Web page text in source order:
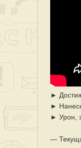
►
►
► Урон,
—